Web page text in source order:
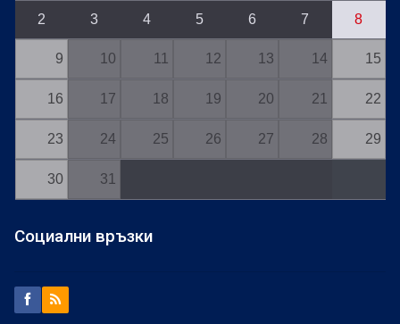
2 3 4 5 6 7 8
9 10 11 12 13 14 15
16 17 18 19 20 21 22
23 24 25 26 27 28 29
30 31
Социални връзки